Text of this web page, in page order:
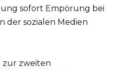
sofort Empörung bei
der sozialen Medien
zur zweiten